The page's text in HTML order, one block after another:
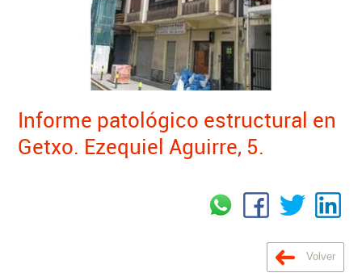
Informe patológico estructural en
Getxo. Ezequiel Aguirre, 5.
Volver